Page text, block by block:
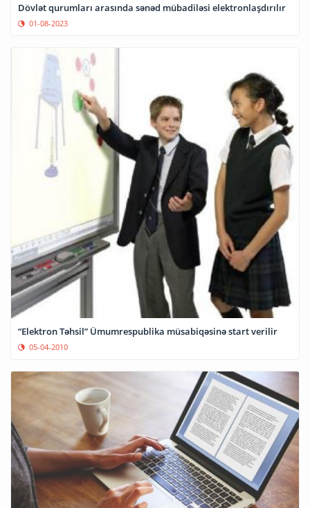
Dövlət qurumları arasında sənəd mübadiləsi elektronlaşdırılır
01-08-2023
“Elektron Təhsil” Ümumrespublika müsabiqəsinə start verilir
05-04-2010